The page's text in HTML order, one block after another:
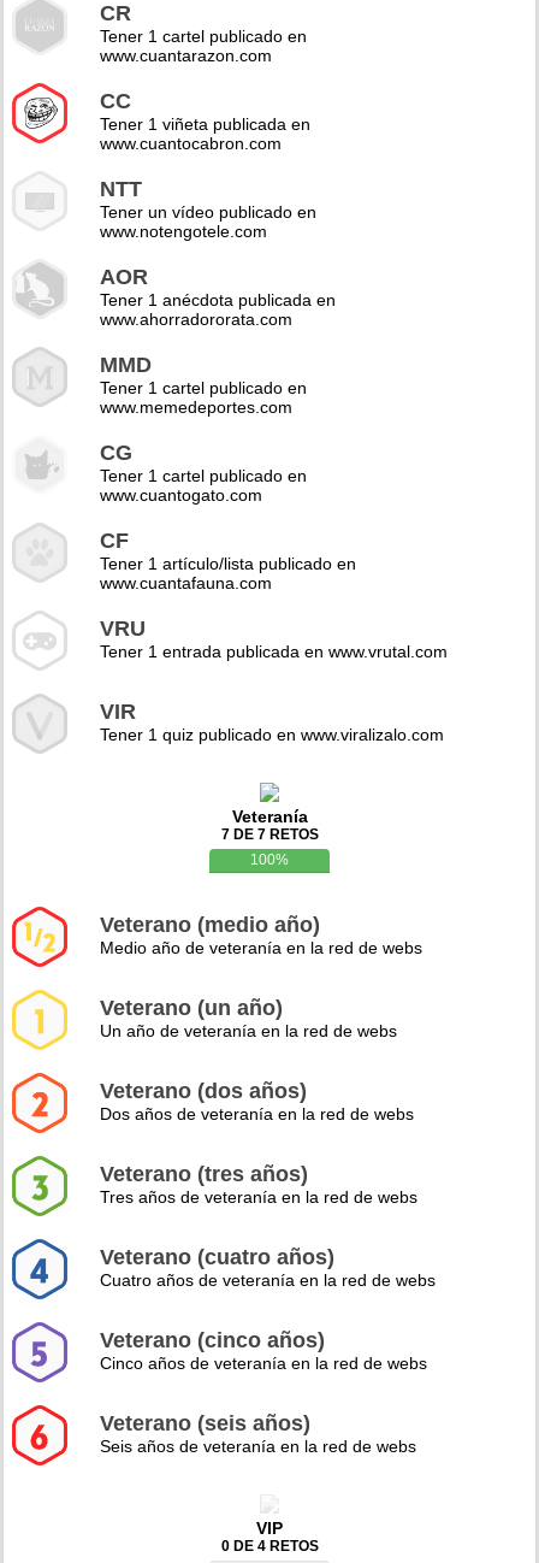
CR
Tener 1 cartel publicado en
www.cuantarazon.com
CC
Tener 1 viñeta publicada en
www.cuantocabron.com
NTT
Tener un vídeo publicado en
www.notengotele.com
AOR
Tener 1 anécdota publicada en
www.ahorradororata.com
MMD
Tener 1 cartel publicado en
www.memedeportes.com
CG
Tener 1 cartel publicado en
www.cuantogato.com
CF
Tener 1 artículo/lista publicado en
www.cuantafauna.com
VRU
Tener 1 entrada publicada en www.vrutal.com
VIR
Tener 1 quiz publicado en www.viralizalo.com
Veteranía
7 DE 7 RETOS
100%
Veterano (medio año)
Medio año de veteranía en la red de webs
Veterano (un año)
Un año de veteranía en la red de webs
Veterano (dos años)
Dos años de veteranía en la red de webs
Veterano (tres años)
Tres años de veteranía en la red de webs
Veterano (cuatro años)
Cuatro años de veteranía en la red de webs
Veterano (cinco años)
Cinco años de veteranía en la red de webs
Veterano (seis años)
Seis años de veteranía en la red de webs
VIP
0 DE 4 RETOS